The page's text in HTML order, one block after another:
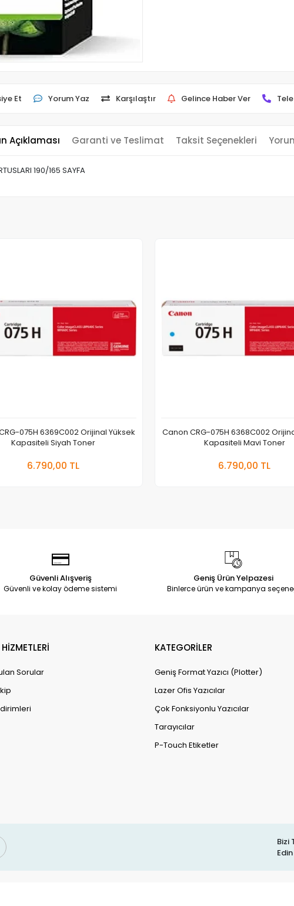
Et Yorum Yaz Karşılaştır Gelince Haber Ver
Açıklaması Garanti ve Teslimat Taksit Seçenekleri
190/165 SAYFA
075H 6369C002 Orijinal Yüksek
Kapasiteli Siyah Toner
6.790,00 TL
Canon CRG-075H 6368C002
Kapasiteli Mavi Toner
6.790,00 TL
Güvenli Alışveriş
Güvenli ve kolay ödeme sistemi
Geniş Ürün Yelpazesi
Binlerce ürün ve kampanya
Sorular
KATEGORİLER
Geniş Format Yazıcı (Plotter)
Lazer Ofis Yazıcılar
Çok Fonksiyonlu Yazıcılar
Tarayıcılar
P-Touch Etiketler
Bizi
Edin